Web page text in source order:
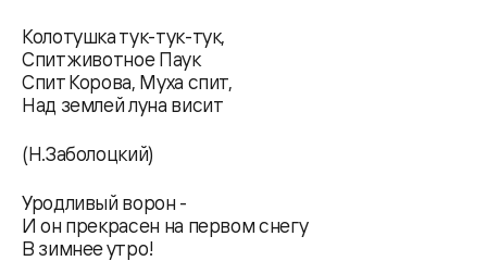
Колотушка тук-тук-тук,
Спит животное Паук
Спит Корова, Муха спит,
Над землей луна висит
(Н.Заболоцкий)
Уродливый ворон -
И он прекрасен на первом снегу
В зимнее утро!